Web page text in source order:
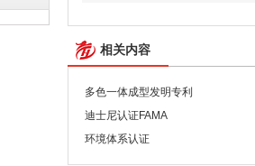
相关内容
多色一体成型发明专利
迪士尼认证FAMA
环境体系认证